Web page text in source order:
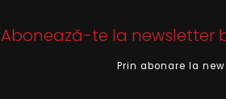
Abonează-te la newsletter
Prin abonare la